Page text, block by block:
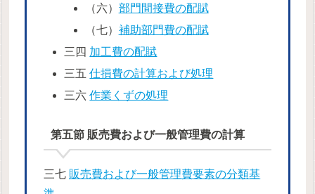
（六） 部門間接費の配賦
（七） 補助部門費の配賦
三四 加工費の配賦
三五仕損費の計算および処理
三六作業くずの処理
第五節 販売費および一般管理費の計算
三七 販売費および一般管理費要素の分類基